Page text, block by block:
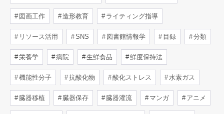
図画工作 造形教育 ライティング指導
リソース活用 SNS 図書館情報学 目録 分類
栄養学 病院 生鮮食品 鮮度保持法
機能性分子 抗酸化物 酸化ストレス 水素ガス
臓器移植 臓器保存 臓器灌流 マンガ アニメ